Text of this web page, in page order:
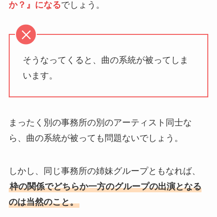
か？』になるでしょう。
そうなってくると、曲の系統が被ってしま
います。
まったく別の事務所の別のアーティスト同士な
ら、曲の系統が被っても問題ないでしょう。
しかし、同じ事務所の姉妹グループともなれば、
枠の関係でどちらか一方のグループの出演となる
のは当然のこと。